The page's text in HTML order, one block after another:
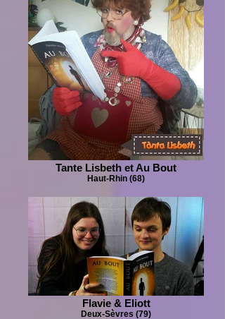
Tante Lisbeth et Au Bout
Haut-Rhin (68)
Flavie & Eliott
Deux-Sèvres (79)